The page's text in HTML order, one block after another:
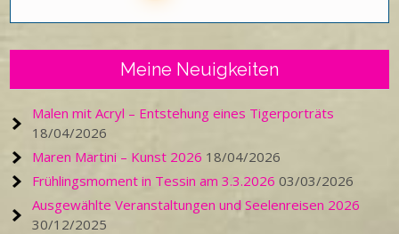
Meine Neuigkeiten
Malen mit Acryl – Entstehung eines Tigerporträts
18/04/2026
Maren Martini – Kunst 2026 18/04/2026
Frühlingsmoment in Tessin am 3.3.2026 03/03/2026
Ausgewählte Veranstaltungen und Seelenreisen 2026
30/12/2025